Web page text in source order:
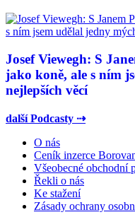
Josef Viewegh: S
jako koně, ale s ním
nejlepších věcí
další Podcasty ⇢
O nás
Ceník inzerce
Všeobecné obchodní
Řekli o nás
Ke stažení
Zásady ochrany